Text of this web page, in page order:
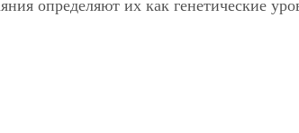
определяют их как генетические